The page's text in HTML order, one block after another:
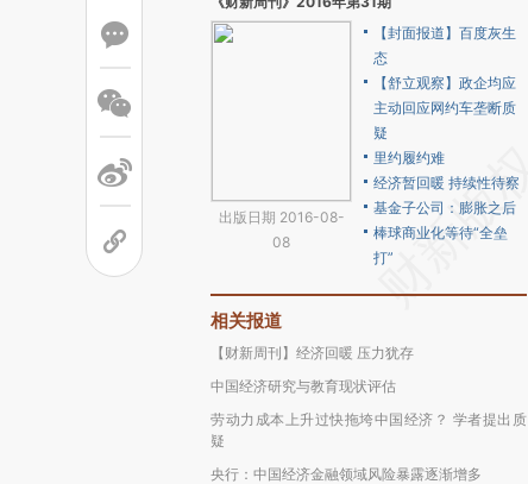
出版日期 2016-08-
08
【封面报道】百度灰生
态
【舒立观察】政企均应
主动回应网约车垄断质
疑
里约履约难
经济暂回暖 持续性待察
基金子公司：膨胀之后
棒球商业化等待“全垒
打”
相关报道
【财新周刊】经济回暖 压力犹存
中国经济研究与教育现状评估
劳动力成本上升过快拖垮中国经济？ 学者提出质
疑
央行：中国经济金融领域风险暴露逐渐增多